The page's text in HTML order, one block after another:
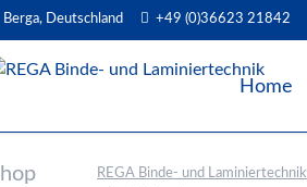
Berga, Deutschland +49 (0)36623 21842
Home
REGA Binde- und Laminiertechnik